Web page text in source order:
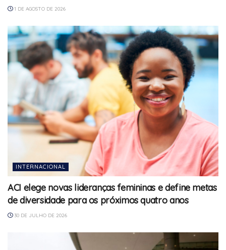
1 DE AGOSTO DE 2026
INTERNACIONAL
ACI elege novas lideranças femininas e define metas
de diversidade para os próximos quatro anos
30 DE JULHO DE 2026